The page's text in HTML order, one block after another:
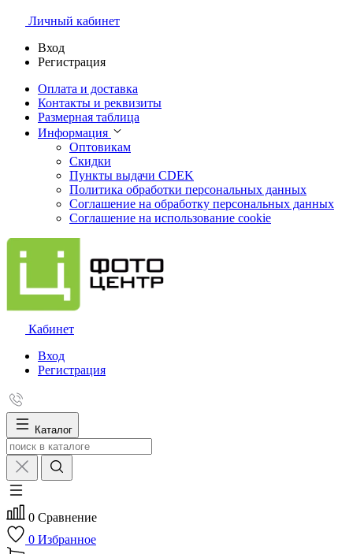
Личный кабинет
Вход
Регистрация
Оплата и доставка
Контакты и реквизиты
Размерная таблица
Информация
Оптовикам
Скидки
Пункты выдачи CDEK
Политика обработки персональных данных
Соглашение на обработку персональных данных
Соглашение на использование cookie
Кабинет
Вход
Регистрация
Каталог
0 Сравнение
0 Избранное